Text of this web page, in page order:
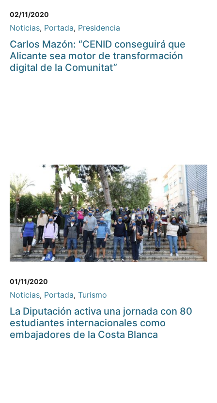
02/11/2020
Noticias, Portada, Presidencia
Carlos Mazón: “CENID conseguirá que
Alicante sea motor de transformación
digital de la Comunitat”
01/11/2020
Noticias, Portada, Turismo
La Diputación activa una jornada con 80
estudiantes internacionales como
embajadores de la Costa Blanca